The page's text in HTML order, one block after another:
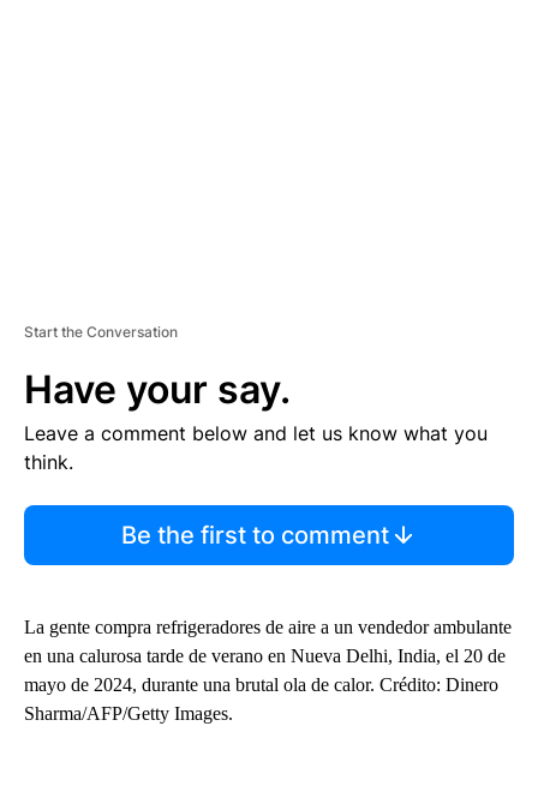
Start the Conversation
Have your say.
Leave a comment below and let us know what you
think.
Be the first to comment
La gente compra refrigeradores de aire a un vendedor ambulante
en una calurosa tarde de verano en Nueva Delhi, India, el 20 de
mayo de 2024, durante una brutal ola de calor. Crédito: Dinero
Sharma/AFP/Getty Images.